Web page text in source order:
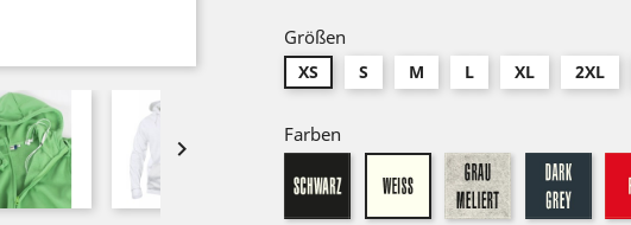

Größen
XS S M L XL 2XL
Farben
weiß graumeliert